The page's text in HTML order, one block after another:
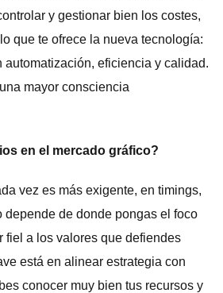
y gestionar bien los costes,
que te ofrece la nueva tecnología:
automatización, eficiencia y calidad.
mayor consciencia
en el mercado gráfico?
vez es más exigente, en timings,
depende de donde pongas el foco
fiel a los valores que defiendes
está en alinear estrategia con
conocer muy bien tus recursos y